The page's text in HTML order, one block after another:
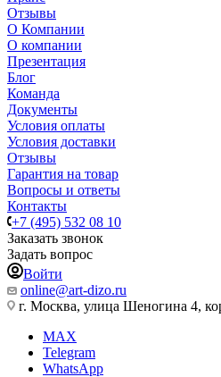
Отзывы
О Компании
О компании
Презентация
Блог
Команда
Документы
Условия оплаты
Условия доставки
Отзывы
Гарантия на товар
Вопросы и ответы
Контакты
+7 (495) 532 08 10
Заказать звонок
Задать вопрос
Войти
online@art-dizo.ru
г. Москва, улица Шеногина 4,
MAX
Telegram
WhatsApp